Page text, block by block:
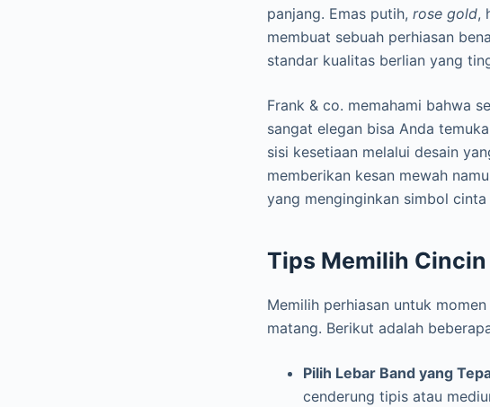
panjang. Emas putih, rose gold,
membuat sebuah perhiasan
standar kualitas berlian yang
Frank & co. memahami bahwa
sangat elegan bisa Anda
sisi kesetiaan melalui desain
memberikan kesan mewah
yang menginginkan simbol
Tips Memilih
Memilih perhiasan untuk
matang. Berikut adalah
Pilih Lebar Band yang
cenderung tipis atau